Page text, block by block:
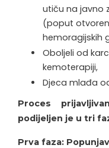
utiču na javno
(poput
hemoragijskih
Oboljeli od
kemoterapiji,
Djeca mlađa
Proces
podijeljen je u tri
Prva faza: